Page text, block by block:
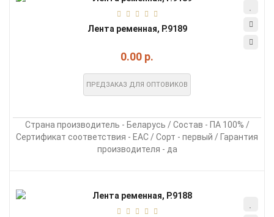
Лента ременная, Р.9189
0.00 р.
ПРЕДЗАКАЗ ДЛЯ ОПТОВИКОВ
Страна производитель - Беларусь / Состав - ПА 100% /
Сертификат соответствия - EAC / Сорт - первый / Гарантия
производителя - да